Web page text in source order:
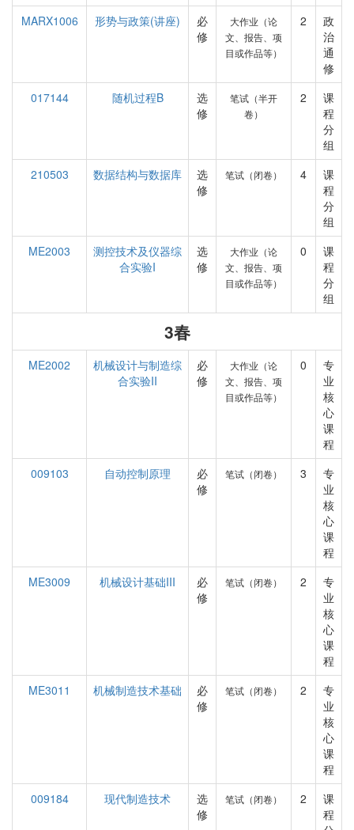
MARX1006
形势与政策(讲座)
必
修
大作业（论
文、报告、项
目或作品等）
2
政
治
通
修
017144
随机过程B
选
修
笔试（半开
卷）
2
课
程
分
组
210503
数据结构与数据库
选
修
笔试（闭卷） 4
课
程
分
组
ME2003
测控技术及仪器综
合实验I
选
修
大作业（论
文、报告、项
目或作品等）
0
课
程
分
组
3春
ME2002
机械设计与制造综
合实验II
必
修
大作业（论
文、报告、项
目或作品等）
0
专
业
核
心
课
程
009103
自动控制原理
必
修
笔试（闭卷） 3
专
业
核
心
课
程
ME3009
机械设计基础III
必
修
笔试（闭卷） 2
专
业
核
心
课
程
ME3011
机械制造技术基础
必
修
笔试（闭卷） 2
专
业
核
心
课
程
009184
现代制造技术
选
修
笔试（闭卷） 2
课
程